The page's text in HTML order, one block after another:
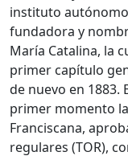
instituto
fundadora y
María Catalina, la
primer capítulo
de nuevo en 1883.
primer momento
Franciscana,
regulares (TOR),